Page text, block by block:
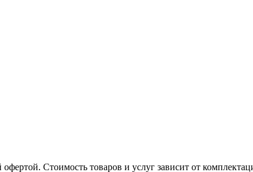
Стоимость товаров и услуг зависит от